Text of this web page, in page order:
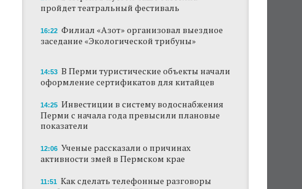
театральный фестиваль
Ученые рассказали о причинах активности
змей в Пермском крае
Ученые начали изучение состояния
На одном из участков реки Мулянка
нефтепродуктов
пройдет театральный фестиваль
16:22 Филиал «Азот» организовал выездное
заседание «Экологической трибуны»
14:53 В Перми туристические объекты начали
оформление сертификатов для китайцев
14:25 Инвестиции в систему водоснабжения
Перми с начала года превысили плановые
показатели
12:06 Ученые рассказали о причинах
активности змей в Пермском крае
11:51 Как сделать телефонные разговоры